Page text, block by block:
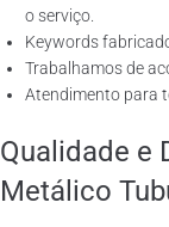
o serviço.
Keywords
Trabalhamos de
Atendimento para
Qualidade e
Metálico